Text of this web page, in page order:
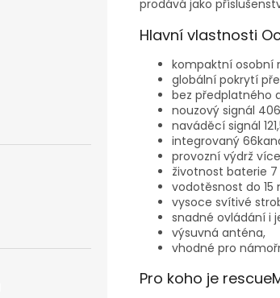
prodává jako
Hlavní vlastnosti
kompaktní osobní
globální pokrytí
bez předplatného
nouzový signál
naváděcí signál
integrovaný
provozní výdrž
životnost baterie 7
vodotěsnost do 15
vysoce svítivé
snadné ovládání i
výsuvná anténa,
vhodné pro
Pro koho je